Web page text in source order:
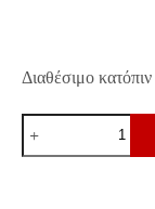
Διαθέσιμο
ΔΙΠΛΟ
ΚΡΕΒΑΤΙ
Fylliana